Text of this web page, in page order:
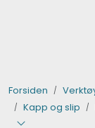
Forsiden
Kapp og slip
Steinpleie